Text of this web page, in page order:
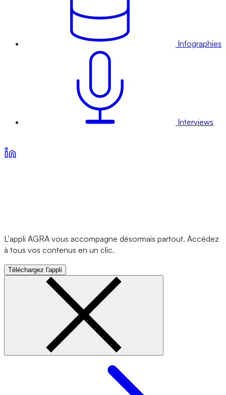
Infographies
Interviews
L'appli AGRA vous accompagne désormais partout. Accédez
à tous vos contenus en un clic.
Téléchargez l'appli